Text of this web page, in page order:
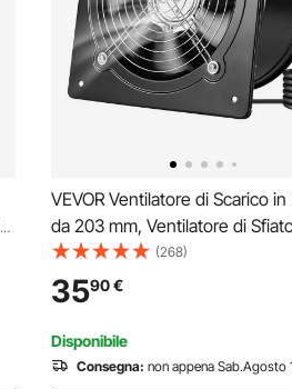
VEVOR Ventilatore di Scarico
da 203 mm, Ventilatore di
ad Alta Velocità da 576 CFM,
Consumo, per Soffitta, Garage,
Officina, Cucina, Pollaio, Nero
(268)
3590€
Disponibile
Consegna: non appena Sab.Agosto